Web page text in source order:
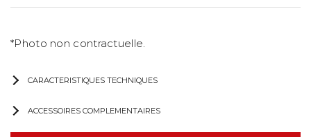
*Photo non contractuelle.
CARACTERISTIQUES TECHNIQUES
ACCESSOIRES COMPLEMENTAIRES